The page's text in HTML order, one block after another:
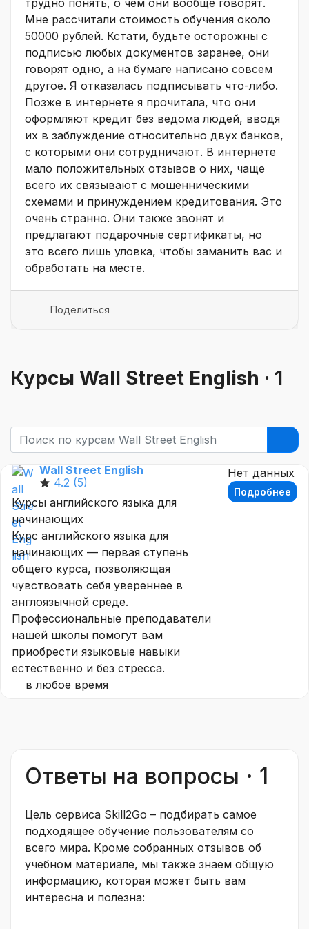
трудно понять, о чем они вообще говорят.
Мне рассчитали стоимость обучения около
50000 рублей. Кстати, будьте осторожны с
подписью любых документов заранее, они
говорят одно, а на бумаге написано совсем
другое. Я отказалась подписывать что-либо.
Позже в интернете я прочитала, что они
оформляют кредит без ведома людей, вводя
их в заблуждение относительно двух банков,
с которыми они сотрудничают. В интернете
мало положительных отзывов о них, чаще
всего их связывают с мошенническими
схемами и принуждением кредитования. Это
очень странно. Они также звонят и
предлагают подарочные сертификаты, но
это всего лишь уловка, чтобы заманить вас и
обработать на месте.
Поделиться
Курсы Wall Street English · 1
Wall Street English
4.2 (5)
Курсы английского языка для
начинающих
Курс английского языка для
начинающих — первая ступень
общего курса, позволяющая
чувствовать себя увереннее в
англоязычной среде.
Профессиональные преподаватели
нашей школы помогут вам
приобрести языковые навыки
естественно и без стресса.
в любое время
Нет данных
Подробнее
Ответы на вопросы · 1
Цель сервиса Skill2Go – подбирать самое
подходящее обучение пользователям со
всего мира. Кроме собранных отзывов об
учебном материале, мы также знаем общую
информацию, которая может быть вам
интересна и полезна: